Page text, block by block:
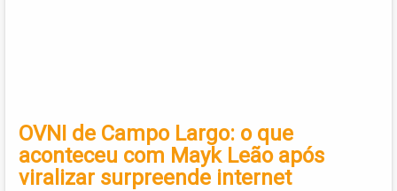
OVNI de Campo Largo: o que
aconteceu com Mayk Leão após
viralizar surpreende internet